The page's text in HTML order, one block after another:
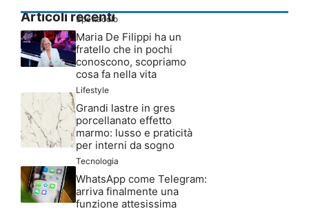
Articoli recenti
Spettacolo
Maria De Filippi ha un
fratello che in pochi
conoscono, scopriamo
cosa fa nella vita
Lifestyle
Grandi lastre in gres
porcellanato effetto
marmo: lusso e praticità
per interni da sogno
Tecnologia
WhatsApp come Telegram:
arriva finalmente una
funzione attesissima